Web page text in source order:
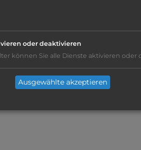
Stellplätze
oder deaktivieren
können Sie alle Dienste aktivieren oder
Ausgewählte akzeptieren